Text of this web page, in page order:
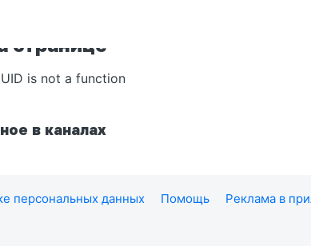
странице
is not a function
в каналах
персональных данных Помощь Реклама в